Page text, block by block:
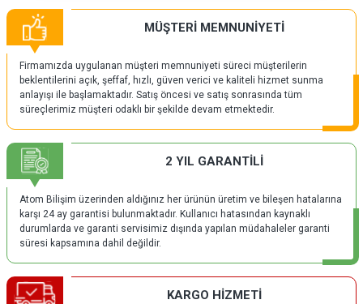
MÜŞTERİ MEMNUNİYETİ
Firmamızda uygulanan müşteri memnuniyeti süreci müşterilerin
beklentilerini açık, şeffaf, hızlı, güven verici ve kaliteli hizmet sunma
anlayışı ile başlamaktadır. Satış öncesi ve satış sonrasında tüm
süreçlerimiz müşteri odaklı bir şekilde devam etmektedir.
2 YIL GARANTİLİ
Atom Bilişim üzerinden aldığınız her ürünün üretim ve bileşen hatalarına
karşı 24 ay garantisi bulunmaktadır. Kullanıcı hatasından kaynaklı
durumlarda ve garanti servisimiz dışında yapılan müdahaleler garanti
süresi kapsamına dahil değildir.
KARGO HİZMETİ